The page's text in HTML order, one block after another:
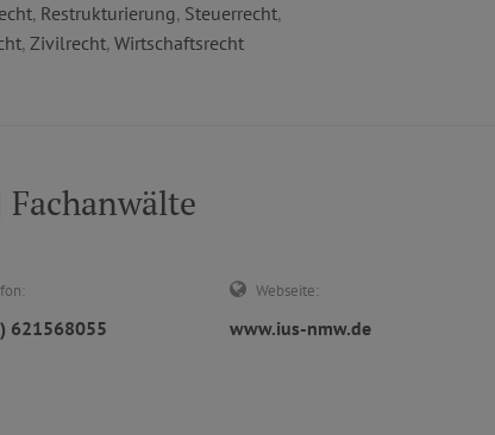
, Restrukturierung, Steuerrecht,
, Zivilrecht, Wirtschaftsrecht
621568055
Webseite:
www.ius-nmw.de